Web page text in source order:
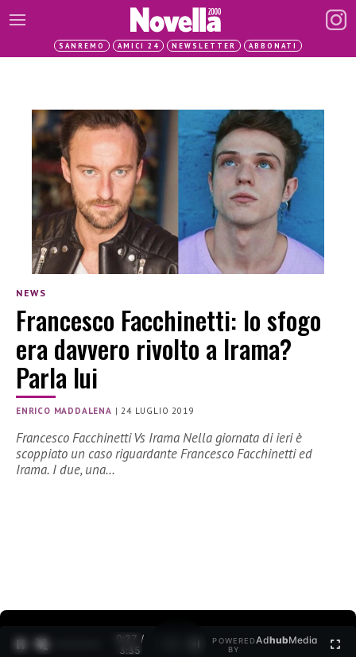
SANREMO AMICI 24 NEWSLETTER ABBONATI
NEWS
Francesco Facchinetti: lo sfogo
era davvero rivolto a Irama?
Parla lui
ENRICO MADDALENA |24 LUGLIO 2019
Francesco Facchinetti Vs Irama Nella giornata di ieri è
scoppiato un caso riguardante Francesco Facchinetti ed
Irama. I due, una…
0:27 /
3:35
POWERED
BY
AdhubMedia